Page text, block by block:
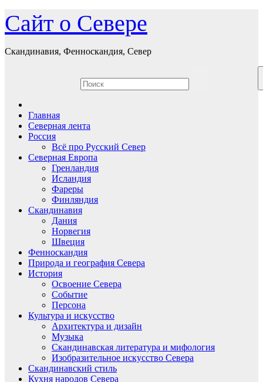
Перейти
к
содержимому
Сайт о Севере
Скандинавия, Фенноскандия, Север
Главная
Северная лента
Россия
Всё про Русский Север
Северная Европа
Гренландия
Исландия
Фареры
Финляндия
Скандинавия
Дания
Норвегия
Швеция
Фенноскандия
Природа и география Севера
История
Освоение Севера
Событие
Персона
Культура и искусство
Архитектура и дизайн
Музыка
Скандинавская литература и мифология
Изобразительное искусство Севера
Скандинавский стиль
Кухня народов Севера